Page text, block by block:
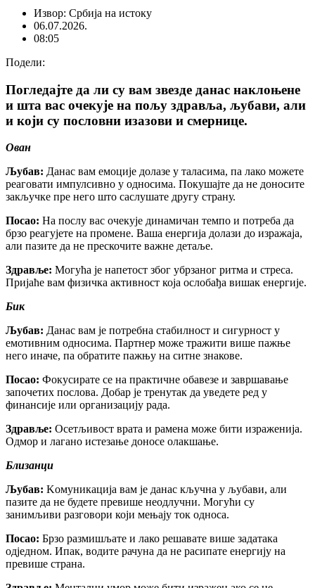
Извор: Србија на истоку
06.07.2026.
08:05
Подели:
Погледајте да ли су вам звезде данас наклоњене
и шта вас очекује на пољу здравља, љубави, али
и који су пословни изазови и смернице.
Ован
Љубав: Данас вам емоције долазе у таласима, па лако можете
реаговати импулсивно у односима. Покушајте да не доносите
закључке пре него што саслушате другу страну.
Посао: На послу вас очекује динамичан темпо и потреба да
брзо реагујете на промене. Ваша енергија долази до изражаја,
али пазите да не прескочите важне детаље.
Здравље: Могућа је напетост због убрзаног ритма и стреса.
Пријаће вам физичка активност која ослобађа вишак енергије.
Бик
Љубав: Данас вам је потребна стабилност и сигурност у
емотивним односима. Партнер може тражити више пажње
него иначе, па обратите пажњу на ситне знакове.
Посао: Фокусирате се на практичне обавезе и завршавање
започетих послова. Добар је тренутак да уведете ред у
финансије или организацију рада.
Здравље: Осетљивост врата и рамена може бити израженија.
Одмор и лагано истезање доносе олакшање.
Близанци
Љубав: Kомуникација вам је данас кључна у љубави, али
пазите да не будете превише неодлучни. Могући су
занимљиви разговори који мењају ток односа.
Посао: Брзо размишљате и лако решавате више задатака
одједном. Ипак, водите рачуна да не расипате енергију на
превише страна.